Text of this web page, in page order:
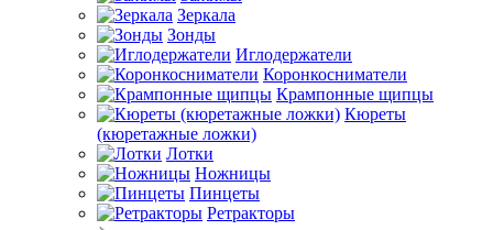
Зеркала
Зонды
Иглодержатели
Коронкосниматели
Крампонные щипцы
Кюреты
(кюретажные ложки)
Лотки
Ножницы
Пинцеты
Ретракторы